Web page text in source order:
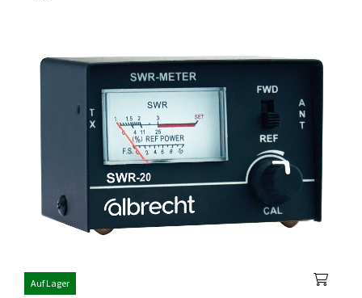
Auf Lager